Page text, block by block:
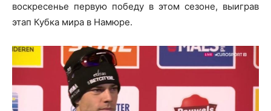
воскресенье первую победу в этом сезоне, выиграв
этап Кубка мира в Намюре.